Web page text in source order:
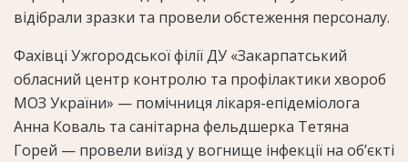
відібрали зразки та провели обстеження персоналу.
Фахівці Ужгородської філії ДУ «Закарпатський
обласний центр контролю та профілактики хвороб
МОЗ України» — помічниця лікаря-епідеміолога
Анна Коваль та санітарна фельдшерка Тетяна
Горей — провели виїзд у вогнище інфекції на об’єкті